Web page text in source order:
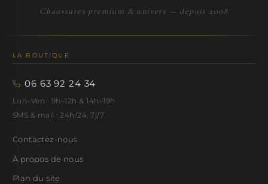
Chaussures premium & univers — depuis 2008
LA BOUTIQUE
06 63 92 24 34
Lun–Ven · 9h–12h & 14h–19h
SMS & mail : 24h/24, 7j/7
Contactez-nous
À propos de nous
Plan du site